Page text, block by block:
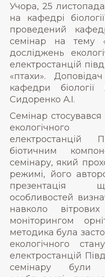
Учора, 25
на кафедрі
проведений
семінар на тему
досліджень
електростанцій
«птахи».
кафедри
Сидоренко А.І.
Семінар
електростанцій
біотичним
семінару, який
режимі, його
презентація
особливостей
навколо
моніторингом
методика була
екологічного
електростанцій
семінару були